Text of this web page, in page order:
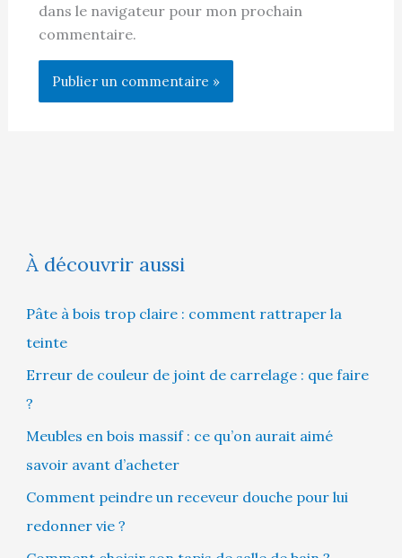
dans le navigateur pour mon prochain
commentaire.
À découvrir aussi
Pâte à bois trop claire : comment rattraper la
teinte
Erreur de couleur de joint de carrelage : que faire
?
Meubles en bois massif : ce qu’on aurait aimé
savoir avant d’acheter
Comment peindre un receveur douche pour lui
redonner vie ?